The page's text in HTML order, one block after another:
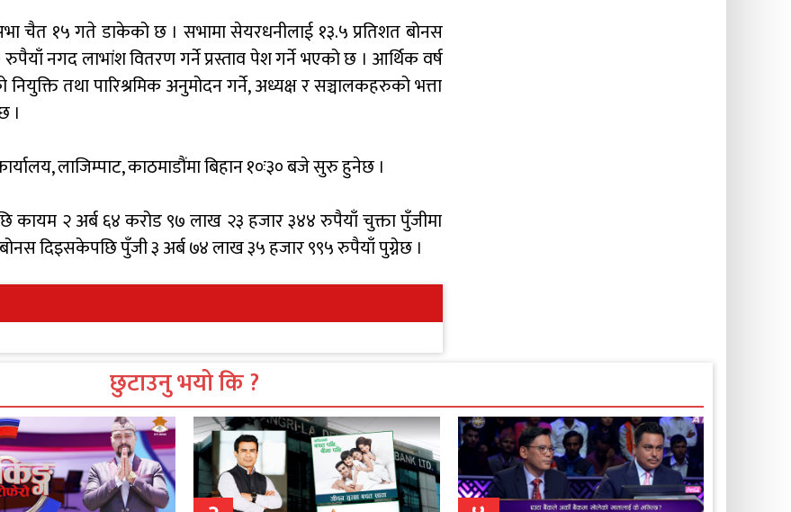
चैत १५ गते डाकेको छ । सभामा सेयरधनीलाई १३.५ प्रतिशत बोनस
नगद लाभांश वितरण गर्ने प्रस्ताव पेश गर्ने भएको छ । आर्थिक वर्ष
तथा पारिश्रमिक अनुमोदन गर्ने, अध्यक्ष र सञ्चालकहरुको भत्ता
।
लाजिम्पाट, काठमाडौंमा बिहान १०ः३० बजे सुरु हुनेछ ।
कायम २ अर्ब ६४ करोड ९७ लाख २३ हजार ३४४ रुपैयाँ चुक्ता पुँजीमा
दिइसकेपछि पुँजी ३ अर्ब ७४ लाख ३५ हजार ९९५ रुपैयाँ पुग्नेछ ।
छुटाउनु भयो कि ?